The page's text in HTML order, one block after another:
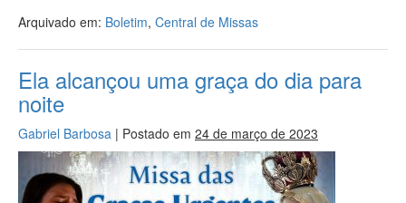
Arquivado em: Boletim, Central de Missas
Ela alcançou uma graça do dia para
noite
Gabriel Barbosa | Postado em 24 de março de 2023